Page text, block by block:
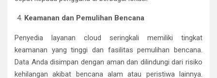
Keamanan dan Pemulihan Bencana
Penyedia layanan cloud seringkali memiliki tingkat
keamanan yang tinggi dan fasilitas pemulihan bencana.
Data Anda disimpan dengan aman dan dilindungi dari risiko
kehilangan akibat bencana alam atau peristiwa lainnya.